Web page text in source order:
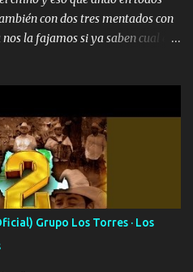
con dos tres mentados con
la fajamos si ya saben cual es
no me falta mucho para
Japón Madrid Milán y también
vuitton es mi fragancia
en mi pic si no se han dado
Grupo Los Torres · Los